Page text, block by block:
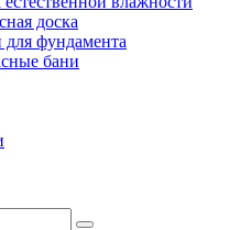
доска
для фундамента
бани